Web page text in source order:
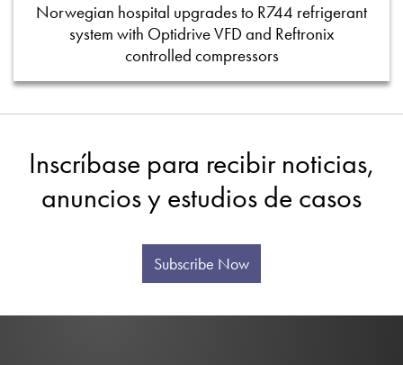
Norwegian hospital upgrades to R744 refrigerant
system with Optidrive VFD and Reftronix
controlled compressors
Inscríbase para recibir noticias,
anuncios y estudios de casos
Subscribe Now